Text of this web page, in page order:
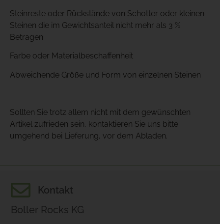
Steinreste oder Rückstände von Schotter oder kleinen
Steinen die im Gewichtsanteil nicht mehr als 3 %
Betragen
Farbe oder Materialbeschaffenheit
Abweichende Größe und Form von einzelnen Steinen
Sollten Sie trotz allem nicht mit dem gewünschten
Artikel zufrieden sein, kontaktieren Sie uns bitte
umgehend bei Lieferung, vor dem Abladen.
Kontakt
Boller Rocks KG